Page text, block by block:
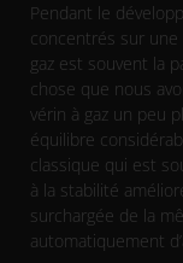
Pendant le
concentrés sur une
gaz est souvent la
chose que nous
vérin à gaz un peu
équilibre
classique qui est
à la stabilité
surchargée de la
automatiquement